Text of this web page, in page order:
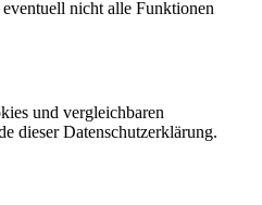
nicht alle Funktionen
und vergleichbaren
dieser Datenschutzerklärung.